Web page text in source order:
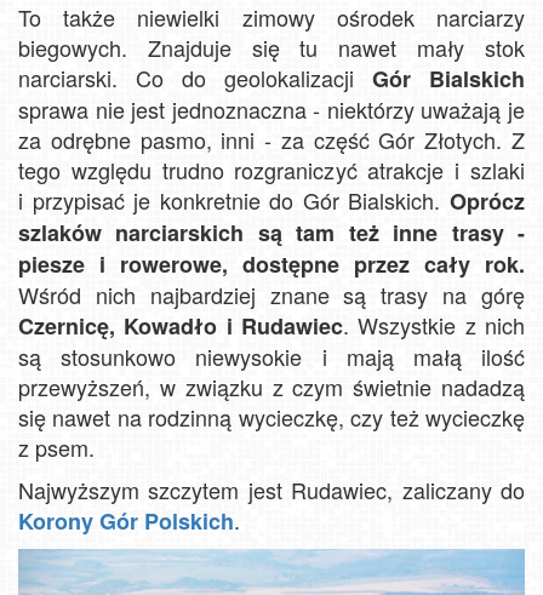
To także niewielki zimowy ośrodek narciarzy
biegowych. Znajduje się tu nawet mały stok
narciarski. Co do geolokalizacji Gór Bialskich
sprawa nie jest jednoznaczna - niektórzy uważają je
za odrębne pasmo, inni - za część Gór Złotych. Z
tego względu trudno rozgraniczyć atrakcje i szlaki
i przypisać je konkretnie do Gór Bialskich. Oprócz
szlaków narciarskich są tam też inne trasy -
piesze i rowerowe, dostępne przez cały rok.
Wśród nich najbardziej znane są trasy na górę
Czernicę, Kowadło i Rudawiec. Wszystkie z nich
są stosunkowo niewysokie i mają małą ilość
przewyższeń, w związku z czym świetnie nadadzą
się nawet na rodzinną wycieczkę, czy też wycieczkę
z psem.
Najwyższym szczytem jest Rudawiec, zaliczany do
Korony Gór Polskich.